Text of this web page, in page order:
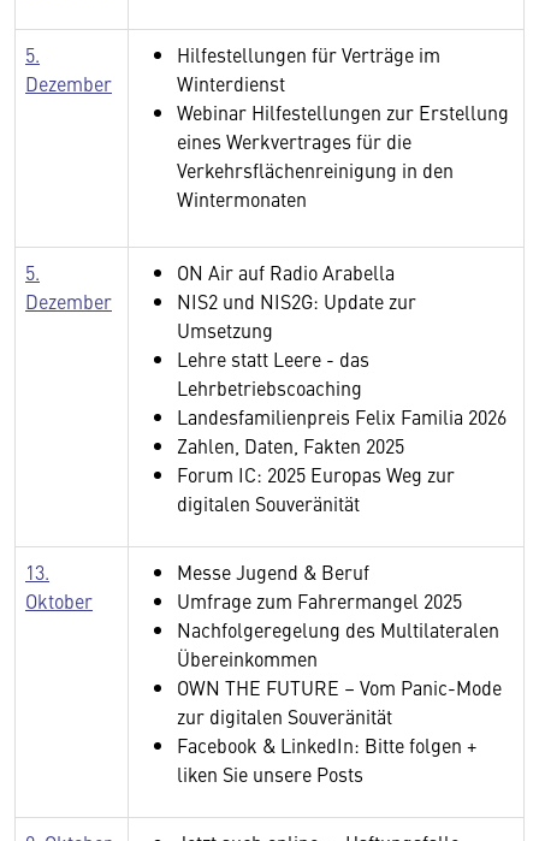
5.
Dezember
Hilfestellungen für Verträge im
Winterdienst
Webinar Hilfestellungen zur Erstellung
eines Werkvertrages für die
Verkehrsflächenreinigung in den
Wintermonaten
5.
Dezember
ON Air auf Radio Arabella
NIS2 und NIS2G: Update zur
Umsetzung
Lehre statt Leere - das
Lehrbetriebscoaching
Landesfamilienpreis Felix Familia 2026
Zahlen, Daten, Fakten 2025
Forum IC: 2025 Europas Weg zur
digitalen Souveränität
13.
Oktober
Messe Jugend & Beruf
Umfrage zum Fahrermangel 2025
Nachfolgeregelung des Multilateralen
Übereinkommen
OWN THE FUTURE – Vom Panic-Mode
zur digitalen Souveränität
Facebook & LinkedIn: Bitte folgen +
liken Sie unsere Posts